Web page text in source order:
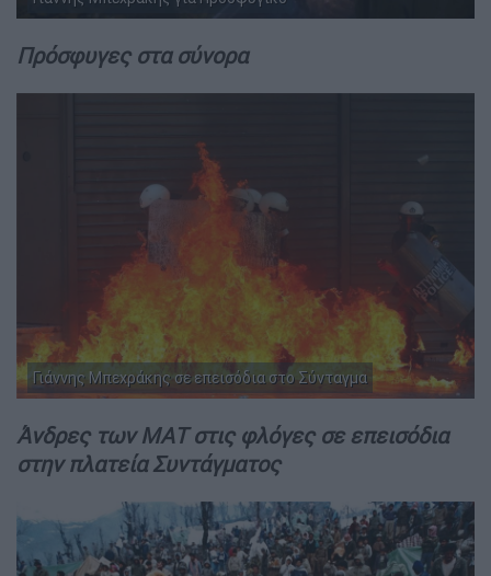
Πρόσφυγες στα σύνορα
Γιάννης Μπεχράκης σε επεισόδια στο Σύνταγμα
Άνδρες των ΜΑΤ στις φλόγες σε επεισόδια
στην πλατεία Συντάγματος